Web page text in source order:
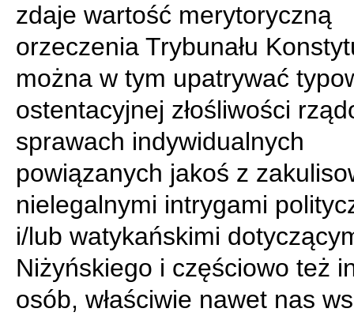
zdaje wartość merytoryczną
orzeczenia Trybunału
można w tym upatrywać
ostentacyjnej złośliwości
sprawach indywidualnych
powiązanych jakoś z
nielegalnymi intrygami
i/lub watykańskimi
Niżyńskiego i częściowo też
osób, właściwie nawet nas